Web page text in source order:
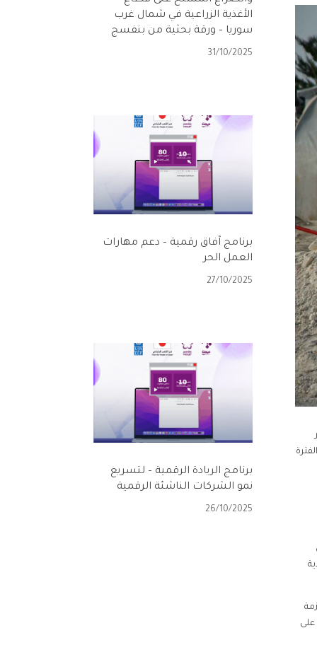
مخيم الركبان على
الأغذية الزراعية في شمال غرب
سوريا – ورقة بحثية من بنفسج
31/10/2025
برنامج آفاق رقمية – دعم مهارات
العمل الحر
27/10/2025
برنامج الريادة الرقمية – لتسريع
نمو الشركات الناشئة الرقمية
26/10/2025